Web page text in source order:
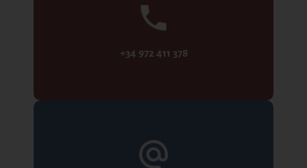
+34 972 411 378